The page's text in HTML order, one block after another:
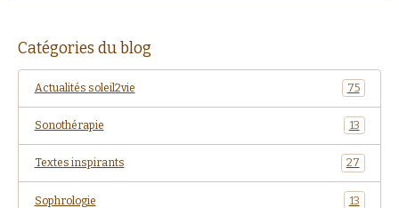
Catégories du blog
Actualités soleil2vie 75
Sonothérapie 13
Textes inspirants 27
Sophrologie 13